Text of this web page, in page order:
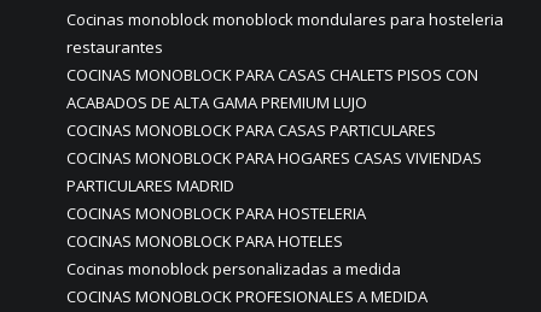
Cocinas monoblock monoblock mondulares para hosteleria
restaurantes
COCINAS MONOBLOCK PARA CASAS CHALETS PISOS CON
ACABADOS DE ALTA GAMA PREMIUM LUJO
COCINAS MONOBLOCK PARA CASAS PARTICULARES
COCINAS MONOBLOCK PARA HOGARES CASAS VIVIENDAS
PARTICULARES MADRID
COCINAS MONOBLOCK PARA HOSTELERIA
COCINAS MONOBLOCK PARA HOTELES
Cocinas monoblock personalizadas a medida
COCINAS MONOBLOCK PROFESIONALES A MEDIDA